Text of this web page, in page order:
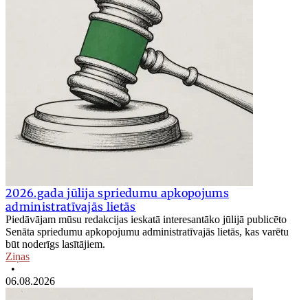
2026.gada jūlija spriedumu apkopojums
administratīvajās lietās
Piedāvājam mūsu redakcijas ieskatā interesantāko jūlijā publicēto
Senāta spriedumu apkopojumu administratīvajās lietās, kas varētu
būt noderīgs lasītājiem.
Ziņas
•
06.08.2026